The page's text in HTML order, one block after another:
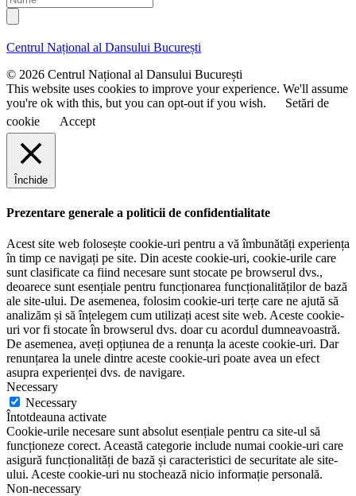
i
l
e
n
m
e
u
m
e
Centrul Național al Dansului București
© 2026 Centrul Național al Dansului București
This website uses cookies to improve your experience. We'll assume
you're ok with this, but you can opt-out if you wish.
Setări de
cookie
Accept
Închide
Prezentare generale a politicii de confidentialitate
Acest site web folosește cookie-uri pentru a vă îmbunătăți experiența
în timp ce navigați pe site. Din aceste cookie-uri, cookie-urile care
sunt clasificate ca fiind necesare sunt stocate pe browserul dvs.,
deoarece sunt esențiale pentru funcționarea funcționalităților de bază
ale site-ului. De asemenea, folosim cookie-uri terțe care ne ajută să
analizăm și să înțelegem cum utilizați acest site web. Aceste cookie-
uri vor fi stocate în browserul dvs. doar cu acordul dumneavoastră.
De asemenea, aveți opțiunea de a renunța la aceste cookie-uri. Dar
renunțarea la unele dintre aceste cookie-uri poate avea un efect
asupra experienței dvs. de navigare.
Necessary
Necessary
Întotdeauna activate
Cookie-urile necesare sunt absolut esențiale pentru ca site-ul să
funcționeze corect. Această categorie include numai cookie-uri care
asigură funcționalități de bază și caracteristici de securitate ale site-
ului. Aceste cookie-uri nu stochează nicio informație personală.
Non-necessary